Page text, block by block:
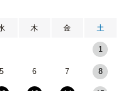
木 金 土
1
5 6 7 8